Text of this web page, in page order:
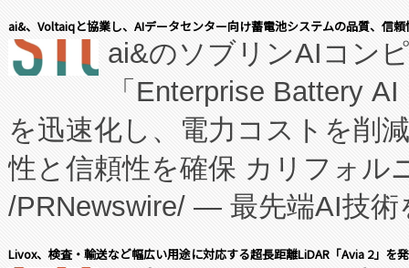
表しました。 同社の実績ある
manufacturing™ (FCCM™) プ
たNeXは、バイオ医薬品製造
従来のフェッドバッチ施設の
に、患者やサプライチェーン
キー方式で拡張性が高く、持
す。FCCM‑を活用した現地生
ai&、Voltaiqと協業し、AIデータセンター向け蓄電池システムの品質、信
ai&のソブリンAIコン
「Enterprise Battery
を迅速化し、電力コストを削
性と信頼性を確保 カリフォル
/PRNewswire/ — 最先端AI技術
会社エーアイ・アンド：本社
Livox、検査・輸送など幅広い用途に対応する超長距離LiDAR「Avia 2」を